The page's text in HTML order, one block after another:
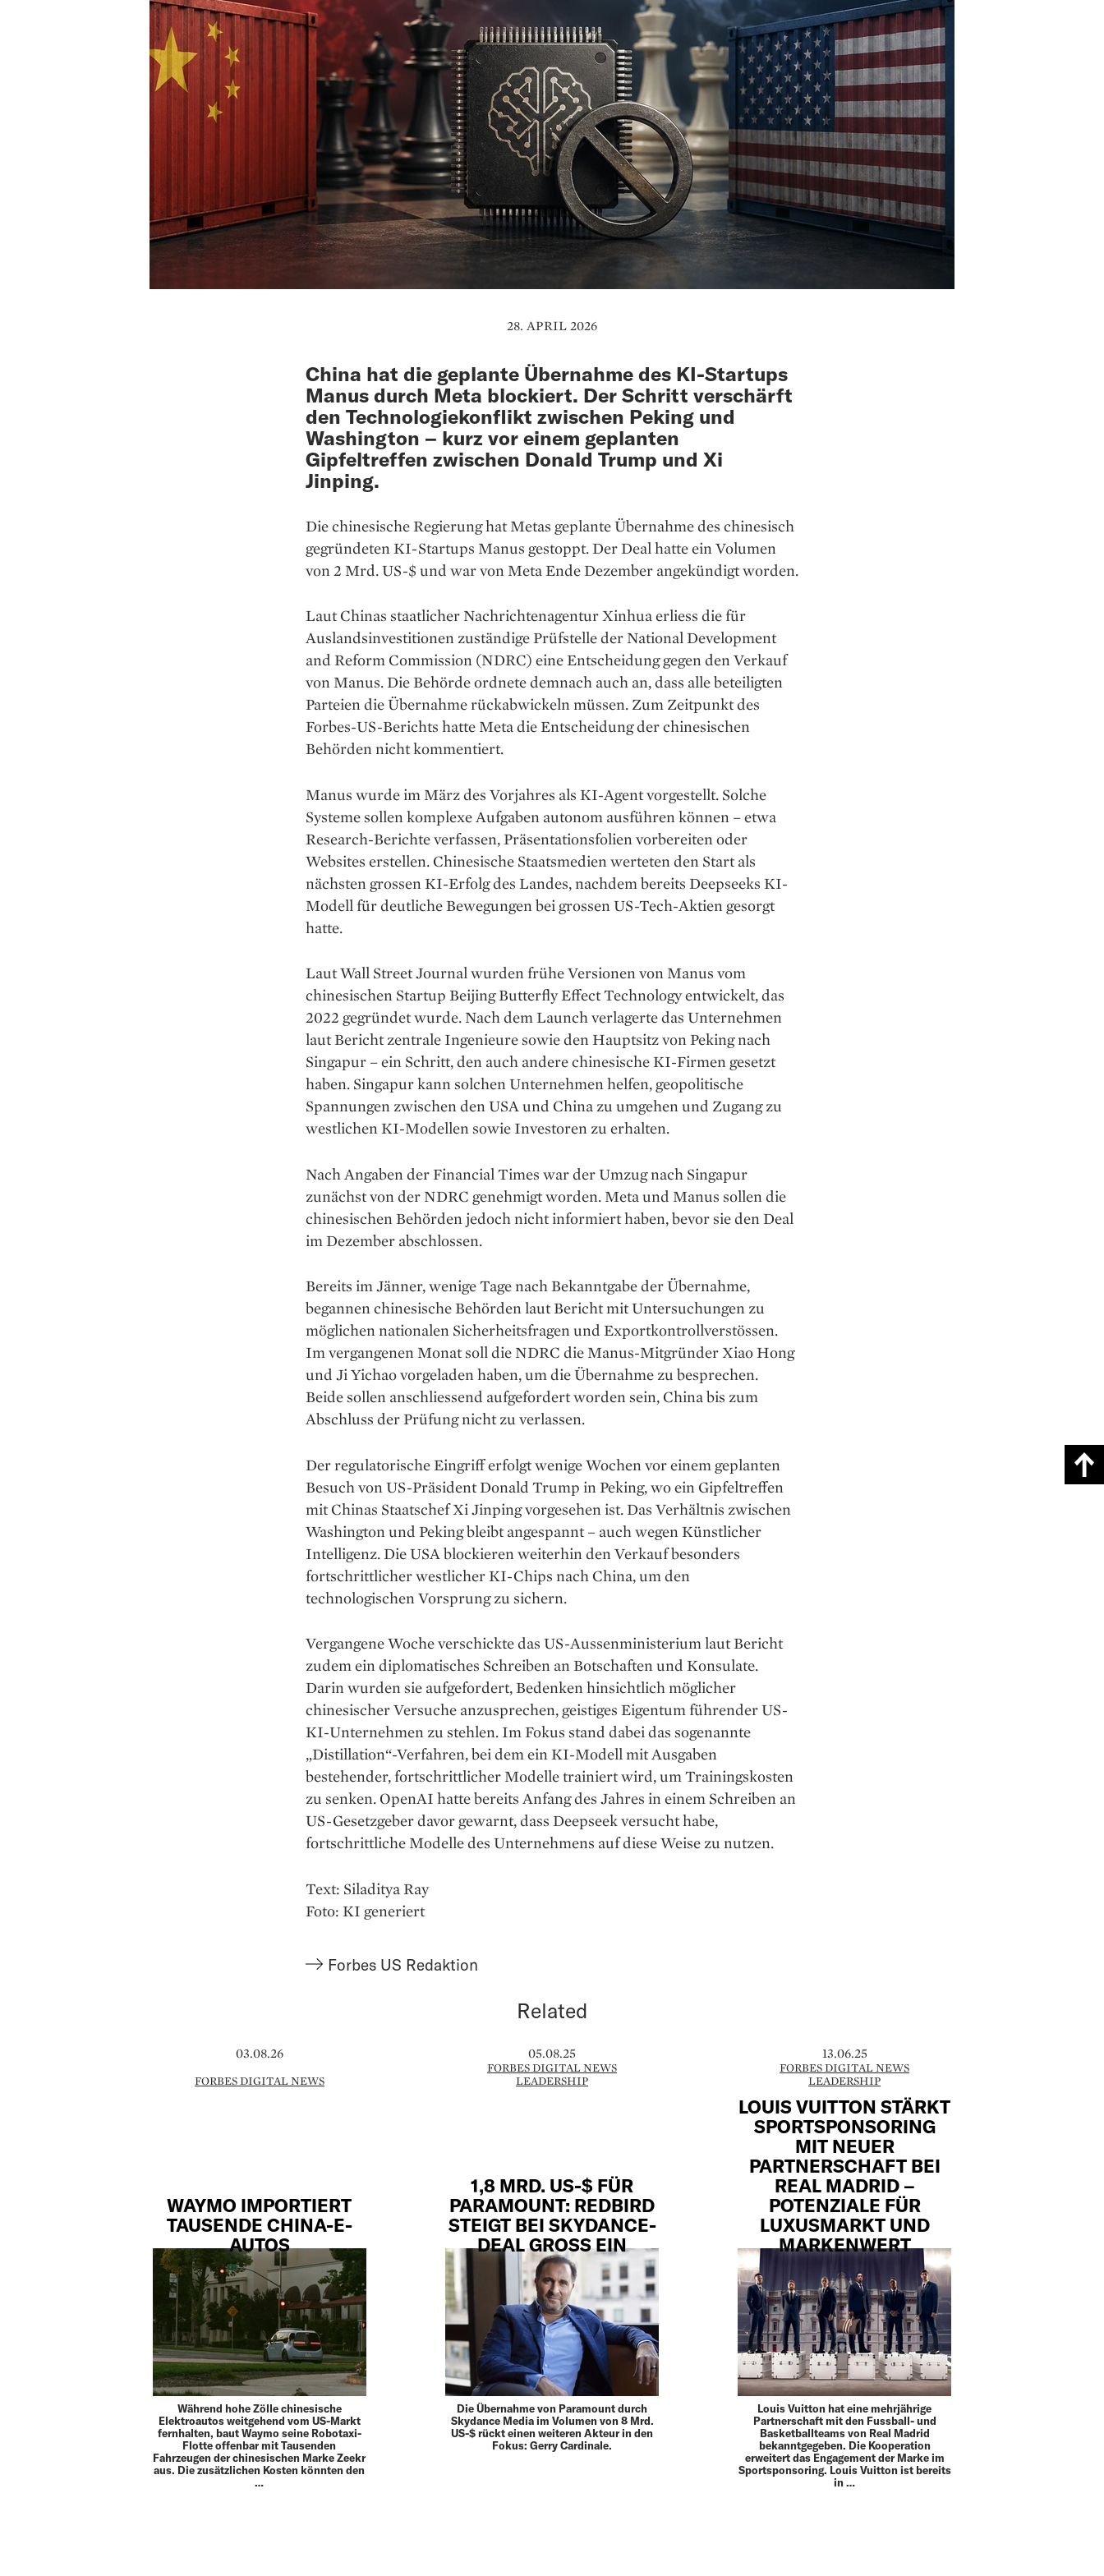
28. APRIL 2026
China hat die geplante Übernahme des KI-Startups
Manus durch Meta blockiert. Der Schritt verschärft
den Technologiekonflikt zwischen Peking und
Washington – kurz vor einem geplanten
Gipfeltreffen zwischen Donald Trump und Xi
Jinping.
Die chinesische Regierung hat Metas geplante Übernahme des chinesisch
gegründeten KI-Startups Manus gestoppt. Der Deal hatte ein Volumen
von 2 Mrd. US-$ und war von Meta Ende Dezember angekündigt worden.
Laut Chinas staatlicher Nachrichtenagentur Xinhua erliess die für
Auslandsinvestitionen zuständige Prüfstelle der National Development
and Reform Commission (NDRC) eine Entscheidung gegen den Verkauf
von Manus. Die Behörde ordnete demnach auch an, dass alle beteiligten
Parteien die Übernahme rückabwickeln müssen. Zum Zeitpunkt des
Forbes-US-Berichts hatte Meta die Entscheidung der chinesischen
Behörden nicht kommentiert.
Manus wurde im März des Vorjahres als KI-Agent vorgestellt. Solche
Systeme sollen komplexe Aufgaben autonom ausführen können – etwa
Research-Berichte verfassen, Präsentationsfolien vorbereiten oder
Websites erstellen. Chinesische Staatsmedien werteten den Start als
nächsten grossen KI-Erfolg des Landes, nachdem bereits Deepseeks KI-
Modell für deutliche Bewegungen bei grossen US-Tech-Aktien gesorgt
hatte.
Laut Wall Street Journal wurden frühe Versionen von Manus vom
chinesischen Startup Beijing Butterfly Effect Technology entwickelt, das
2022 gegründet wurde. Nach dem Launch verlagerte das Unternehmen
laut Bericht zentrale Ingenieure sowie den Hauptsitz von Peking nach
Singapur – ein Schritt, den auch andere chinesische KI-Firmen gesetzt
haben. Singapur kann solchen Unternehmen helfen, geopolitische
Spannungen zwischen den USA und China zu umgehen und Zugang zu
westlichen KI-Modellen sowie Investoren zu erhalten.
Nach Angaben der Financial Times war der Umzug nach Singapur
zunächst von der NDRC genehmigt worden. Meta und Manus sollen die
chinesischen Behörden jedoch nicht informiert haben, bevor sie den Deal
im Dezember abschlossen.
Bereits im Jänner, wenige Tage nach Bekanntgabe der Übernahme,
begannen chinesische Behörden laut Bericht mit Untersuchungen zu
möglichen nationalen Sicherheitsfragen und Exportkontrollverstössen.
Im vergangenen Monat soll die NDRC die Manus-Mitgründer Xiao Hong
und Ji Yichao vorgeladen haben, um die Übernahme zu besprechen.
Beide sollen anschliessend aufgefordert worden sein, China bis zum
Abschluss der Prüfung nicht zu verlassen.
Der regulatorische Eingriff erfolgt wenige Wochen vor einem geplanten
Besuch von US-Präsident Donald Trump in Peking, wo ein Gipfeltreffen
mit Chinas Staatschef Xi Jinping vorgesehen ist. Das Verhältnis zwischen
Washington und Peking bleibt angespannt – auch wegen Künstlicher
Intelligenz. Die USA blockieren weiterhin den Verkauf besonders
fortschrittlicher westlicher KI-Chips nach China, um den
technologischen Vorsprung zu sichern.
Vergangene Woche verschickte das US-Aussenministerium laut Bericht
zudem ein diplomatisches Schreiben an Botschaften und Konsulate.
Darin wurden sie aufgefordert, Bedenken hinsichtlich möglicher
chinesischer Versuche anzusprechen, geistiges Eigentum führender US-
KI-Unternehmen zu stehlen. Im Fokus stand dabei das sogenannte
„Distillation“-Verfahren, bei dem ein KI-Modell mit Ausgaben
bestehender, fortschrittlicher Modelle trainiert wird, um Trainingskosten
zu senken. OpenAI hatte bereits Anfang des Jahres in einem Schreiben an
US-Gesetzgeber davor gewarnt, dass Deepseek versucht habe,
fortschrittliche Modelle des Unternehmens auf diese Weise zu nutzen.
Text: Siladitya Ray
Foto: KI generiert
Forbes US Redaktion
Related
03.08.26
FORBES DIGITAL NEWS
WAYMO IMPORTIERT
TAUSENDE CHINA-E-
AUTOS
Während hohe Zölle chinesische
Elektroautos weitgehend vom US-Markt
fernhalten, baut Waymo seine Robotaxi-
Flotte offenbar mit Tausenden
Fahrzeugen der chinesischen Marke Zeekr
aus. Die zusätzlichen Kosten könnten den
…
05.08.25
FORBES DIGITAL NEWS
LEADERSHIP
1,8 MRD. US-$ FÜR
PARAMOUNT: REDBIRD
STEIGT BEI SKYDANCE-
DEAL GROSS EIN
Die Übernahme von Paramount durch
Skydance Media im Volumen von 8 Mrd.
US-$ rückt einen weiteren Akteur in den
Fokus: Gerry Cardinale.
13.06.25
FORBES DIGITAL NEWS
LEADERSHIP
LOUIS VUITTON STÄRKT
SPORTSPONSORING
MIT NEUER
PARTNERSCHAFT BEI
REAL MADRID –
POTENZIALE FÜR
LUXUSMARKT UND
MARKENWERT
Louis Vuitton hat eine mehrjährige
Partnerschaft mit den Fussball- und
Basketballteams von Real Madrid
bekanntgegeben. Die Kooperation
erweitert das Engagement der Marke im
Sportsponsoring. Louis Vuitton ist bereits
in …